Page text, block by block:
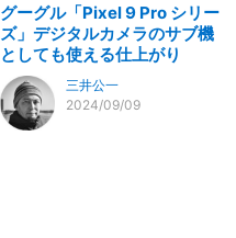
グーグル「Pixel 9 Pro シリー
ズ」デジタルカメラのサブ機
としても使える仕上がり
三井公一
2024/09/09